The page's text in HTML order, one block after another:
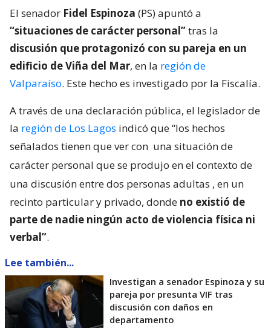
El senador Fidel Espinoza (PS) apuntó a
“situaciones de carácter personal”tras la
discusión que protagonizó con su pareja en un
edificio de Viña del Mar, en la región de
Valparaíso. Este hecho es investigado por la Fiscalía.
A través de una declaración pública, el legislador de
la región de Los Lagos indicó que “los hechos
señalados tienen que ver con una situación de
carácter personal que se produjo en el contexto de
una discusión entre dos personas adultas , en un
recinto particular y privado, donde no existió de
parte de nadie ningún acto de violencia física ni
verbal”.
Lee también...
Investigan a senador Espinoza y su
pareja por presunta VIF tras
discusión con daños en
departamento